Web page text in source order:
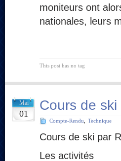
moniteurs ont
nationales, leurs
This post has no tag
Mai
01
Cours de ski
Compte-Rendu Technique
Cours de ski par
Les activités